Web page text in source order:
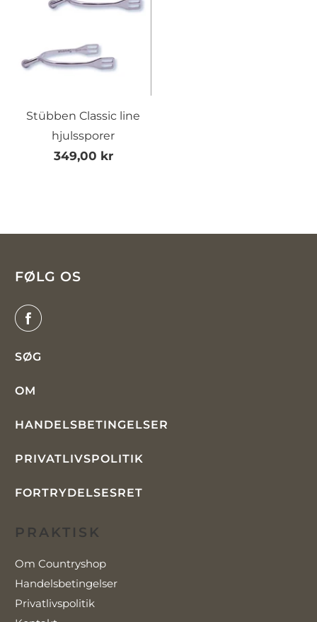
Stübben Classic line
hjulssporer
349,00 kr
FØLG OS
SØG
OM
HANDELSBETINGELSER
PRIVATLIVSPOLITIK
FORTRYDELSESRET
PRAKTISK
Om Countryshop
Handelsbetingelser
Privatlivspolitik